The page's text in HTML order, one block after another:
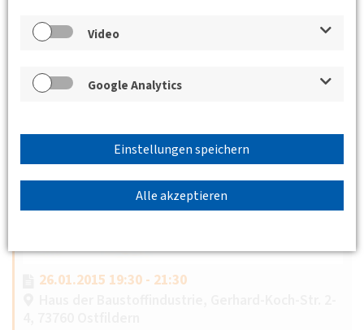
Video
Google Analytics
Einstellungen speichern
Alle akzeptieren
Millionenhöhe können insbesondere von den…
26.01.2015 19:30 - 21:30